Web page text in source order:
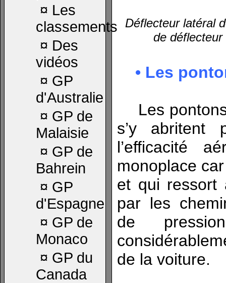
¤ Les
classements
¤ Des
vidéos
¤ GP
d'Australie
¤ GP de
Malaisie
¤ GP de
Bahrein
¤ GP
d'Espagne
¤ GP de
Monaco
¤ GP du
Canada
Déflecteur latéral
de
• Les
Les
s’y abritent
l’efficacité
monoplace car
et qui ressort
par les
de
de la voiture.